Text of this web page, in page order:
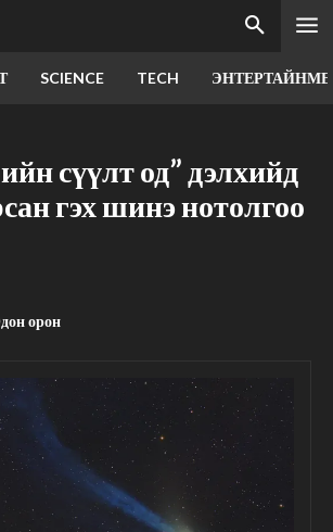
SCIENCE TECH
сүүлт од” дэлхийд
гэх шинэ нотолгоо
орон